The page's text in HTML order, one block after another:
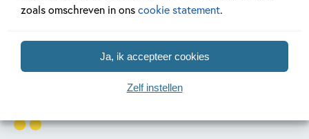
zoals omschreven in onscookie statement.
Ja, ik accepteer cookies
Zelf instellen